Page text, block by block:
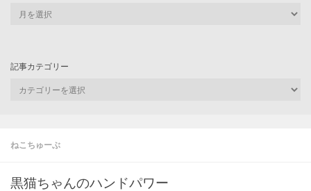
ねこちゅーぶ
黒猫ちゃんのハンドパワー
記事カテゴリー
ゴ